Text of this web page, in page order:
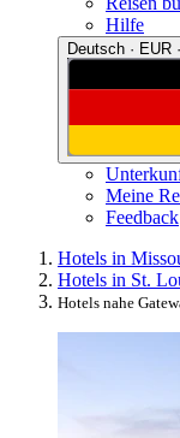
Hilfe
Deutsch · EUR
Meine
Feedback
Hotels in
Hotels in St.
Hotels nahe